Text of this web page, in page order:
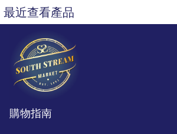
最近查看產品
購物指南